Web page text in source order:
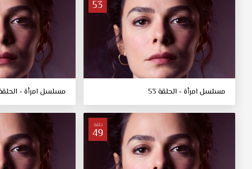
53
مسلسل امرأة - الحلقة 53 مسلسل امرأة - الحلقة
حلقة
49